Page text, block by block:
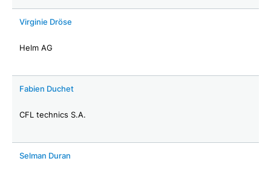
Virginie Dröse
Helm AG
Fabien Duchet
CFL technics S.A.
Selman Duran